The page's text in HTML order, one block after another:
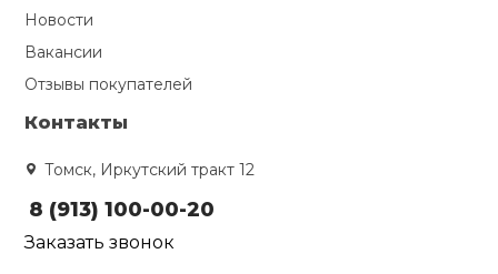
Новости
Вакансии
Отзывы покупателей
Контакты
Томск, Иркутский тракт 12
8 (913) 100-00-20
Заказать звонок